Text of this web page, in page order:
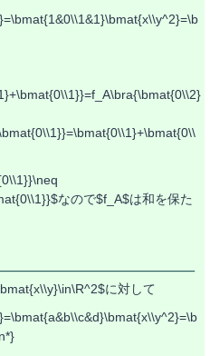
なので$f_A$は和を保た
に対して